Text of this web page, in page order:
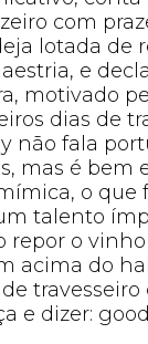
com
lotada de
e
motivado
dias de
não fala
mas é bem
o que
talento
repor o
acima do
travesseiro
e dizer: